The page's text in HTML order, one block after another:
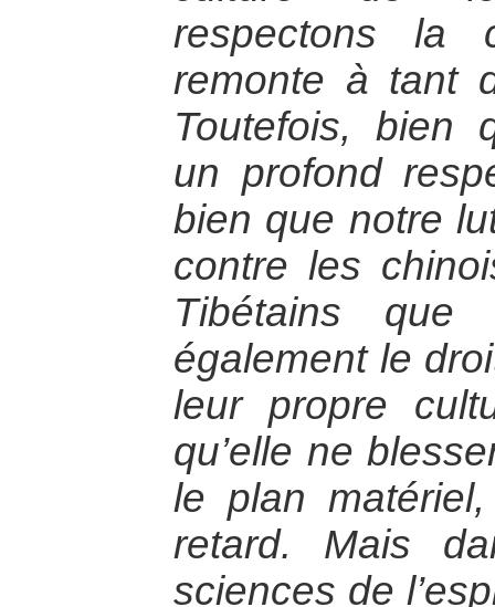
respectons la
remonte à tant
Toutefois, bien
un profond
bien que notre
contre les
Tibétains que
également le
leur propre
qu’elle ne
le plan
retard. Mais
sciences de